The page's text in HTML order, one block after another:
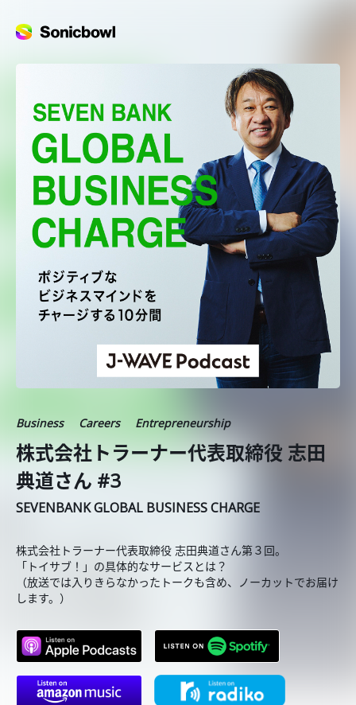
Business Careers Entrepreneurship
株式会社トラーナー代表取締役 志田
典道さん #3
SEVENBANK GLOBAL BUSINESS CHARGE
株式会社トラーナー代表取締役 志田典道さん第３回。
「トイサブ！」の具体的なサービスとは？
（放送では入りきらなかったトークも含め、ノーカットでお届け
します。）